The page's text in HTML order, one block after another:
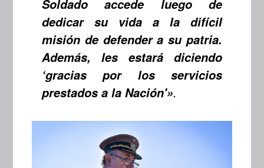
Soldado accede luego de
dedicar su vida a la difícil
misión de defender a su patria.
Además, les estará diciendo
‘gracias por los servicios
prestados a la Nación'».